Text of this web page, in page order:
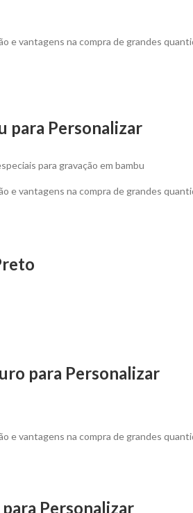
e vantagens na compra de grandes
para Personalizar
para gravação em bambu
e vantagens na compra de grandes
para Personalizar
e vantagens na compra de grandes
Personalizar